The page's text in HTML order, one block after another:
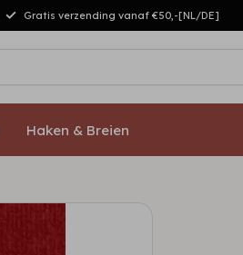
Gratis verzending vanaf €50,-[NL/DE]
Haken & Breien